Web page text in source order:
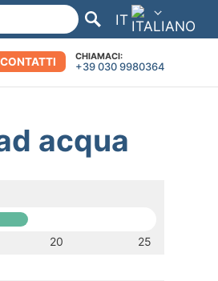
IT
CONTATTI CHIAMACI:
+39 030 9980364
acqua
20 25